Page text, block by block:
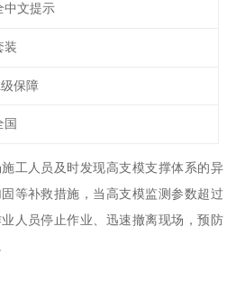
中文提示
装
保障
国
工人员及时发现高支模支撑体系的异
等补救措施，当高支模监测参数超过
人员停止作业、迅速撤离现场，预防